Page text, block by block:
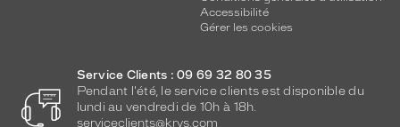
Accessibilité
Gérer les cookies
Service Clients : 09 69 32 80 35
Pendant l'été, le service clients est disponible du
lundi au vendredi de 10h à 18h.
serviceclients@krys.com